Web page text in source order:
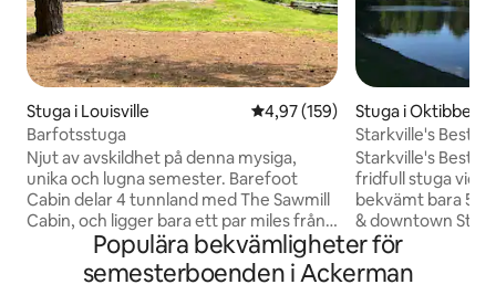
Stuga i Louisville 4,97 av 5 i genomsnittligt
4,97 (159)
Barfotsstuga
Njut av avskildhet på denna mysiga,
unika och lugna semester. Barefoot
Cabin delar 4 tunnland med The Sawmill
Cabin, och ligger bara ett par miles från
stadens gränser i Louisville. Det ligger
centralt mellan Philadelphia och
Starkville. Så med bara en 30-45
Stuga i
Starkville's Best
Starkville's Best
fridfull stuga vid
bekvämt bara 5
& downtown
ger enkel tillgång
inklusive Hwy 45,
bort. Vi är bara 13
Populära bekvämligheter för
semesterboenden i Ackerman